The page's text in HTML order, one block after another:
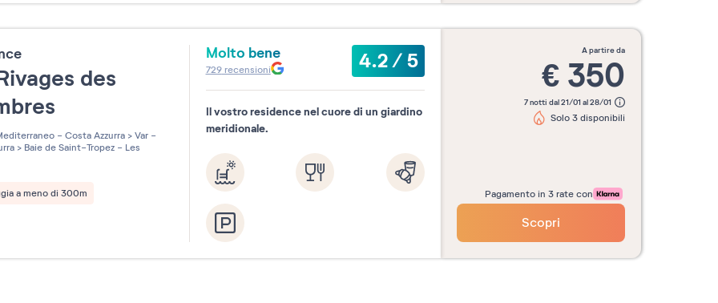
des
- Costa Azzurra > Var -
> Baie de Saint-Tropez - Les
a meno di 300m
Molto bene 4.2/5
729recensioni
Il vostro residence nel cuore di un giardino
meridionale.
a partire da
€ 350
7 notti dal 21/01 al 28/01
Solo 3 disponibili
Pagamento in 3 rate con
Scopri